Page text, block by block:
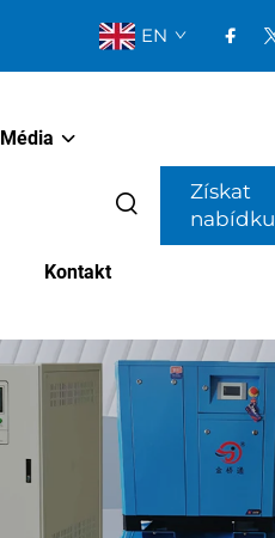
EN
Média
Kontakt
Získat
nabídku